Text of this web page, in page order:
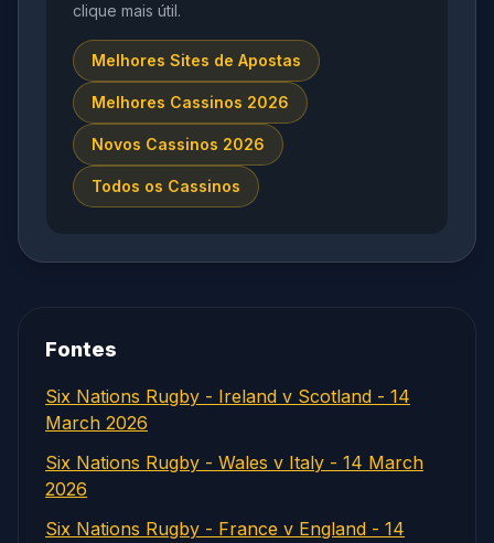
clique mais útil.
Melhores Sites de Apostas
Melhores Cassinos 2026
Novos Cassinos 2026
Todos os Cassinos
Fontes
Six Nations Rugby - Ireland v Scotland - 14
March 2026
Six Nations Rugby - Wales v Italy - 14 March
2026
Six Nations Rugby - France v England - 14